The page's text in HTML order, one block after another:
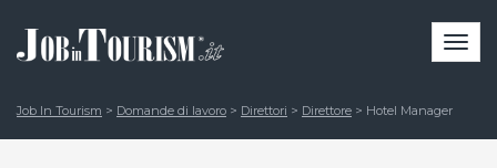
Job In Tourism > Domande di lavoro > Direttori > Direttore > Hotel Manager